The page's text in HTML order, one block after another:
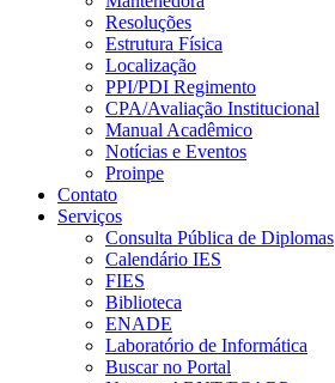
Resoluções
Estrutura Física
Localização
PPI/PDI Regimento
CPA/Avaliação Institucional
Manual Acadêmico
Notícias e Eventos
Proinpe
Contato
Serviços
Consulta Pública de Diplomas
Calendário IES
FIES
Biblioteca
ENADE
Laboratório de Informática
Buscar no Portal